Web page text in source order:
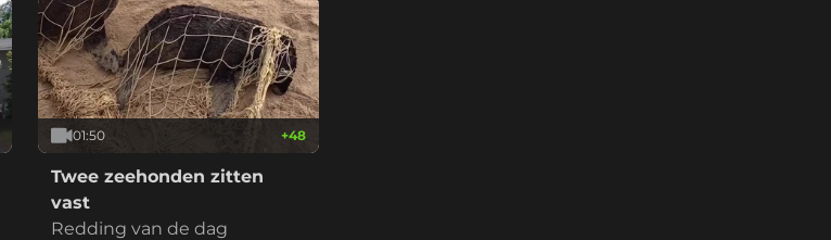
01:50 +48
Twee zeehonden zitten
vast
Redding van de dag